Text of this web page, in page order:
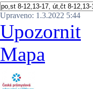
Upraveno: 1.3.2022 5:44
Upozornit
Mapa